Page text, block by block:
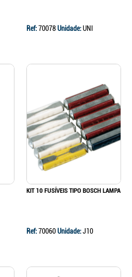
Ref:70078Unidade:UNI
KIT 10 FUSÍVEIS TIPO BOSCH LAMPA
Ref:70060Unidade:J10